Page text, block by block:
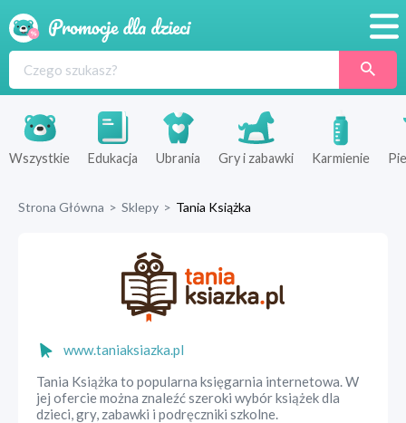
Produkty
Sklepy
Wszystkie Edukacja Ubrania Gry i zabawki Karmienie
Strona Główna > Sklepy > Tania Książka
www.taniaksiazka.pl
Tania Książka to popularna księgarnia internetowa. W
jej ofercie można znaleźć szeroki wybór książek dla
dzieci, gry, zabawki i podręczniki szkolne.